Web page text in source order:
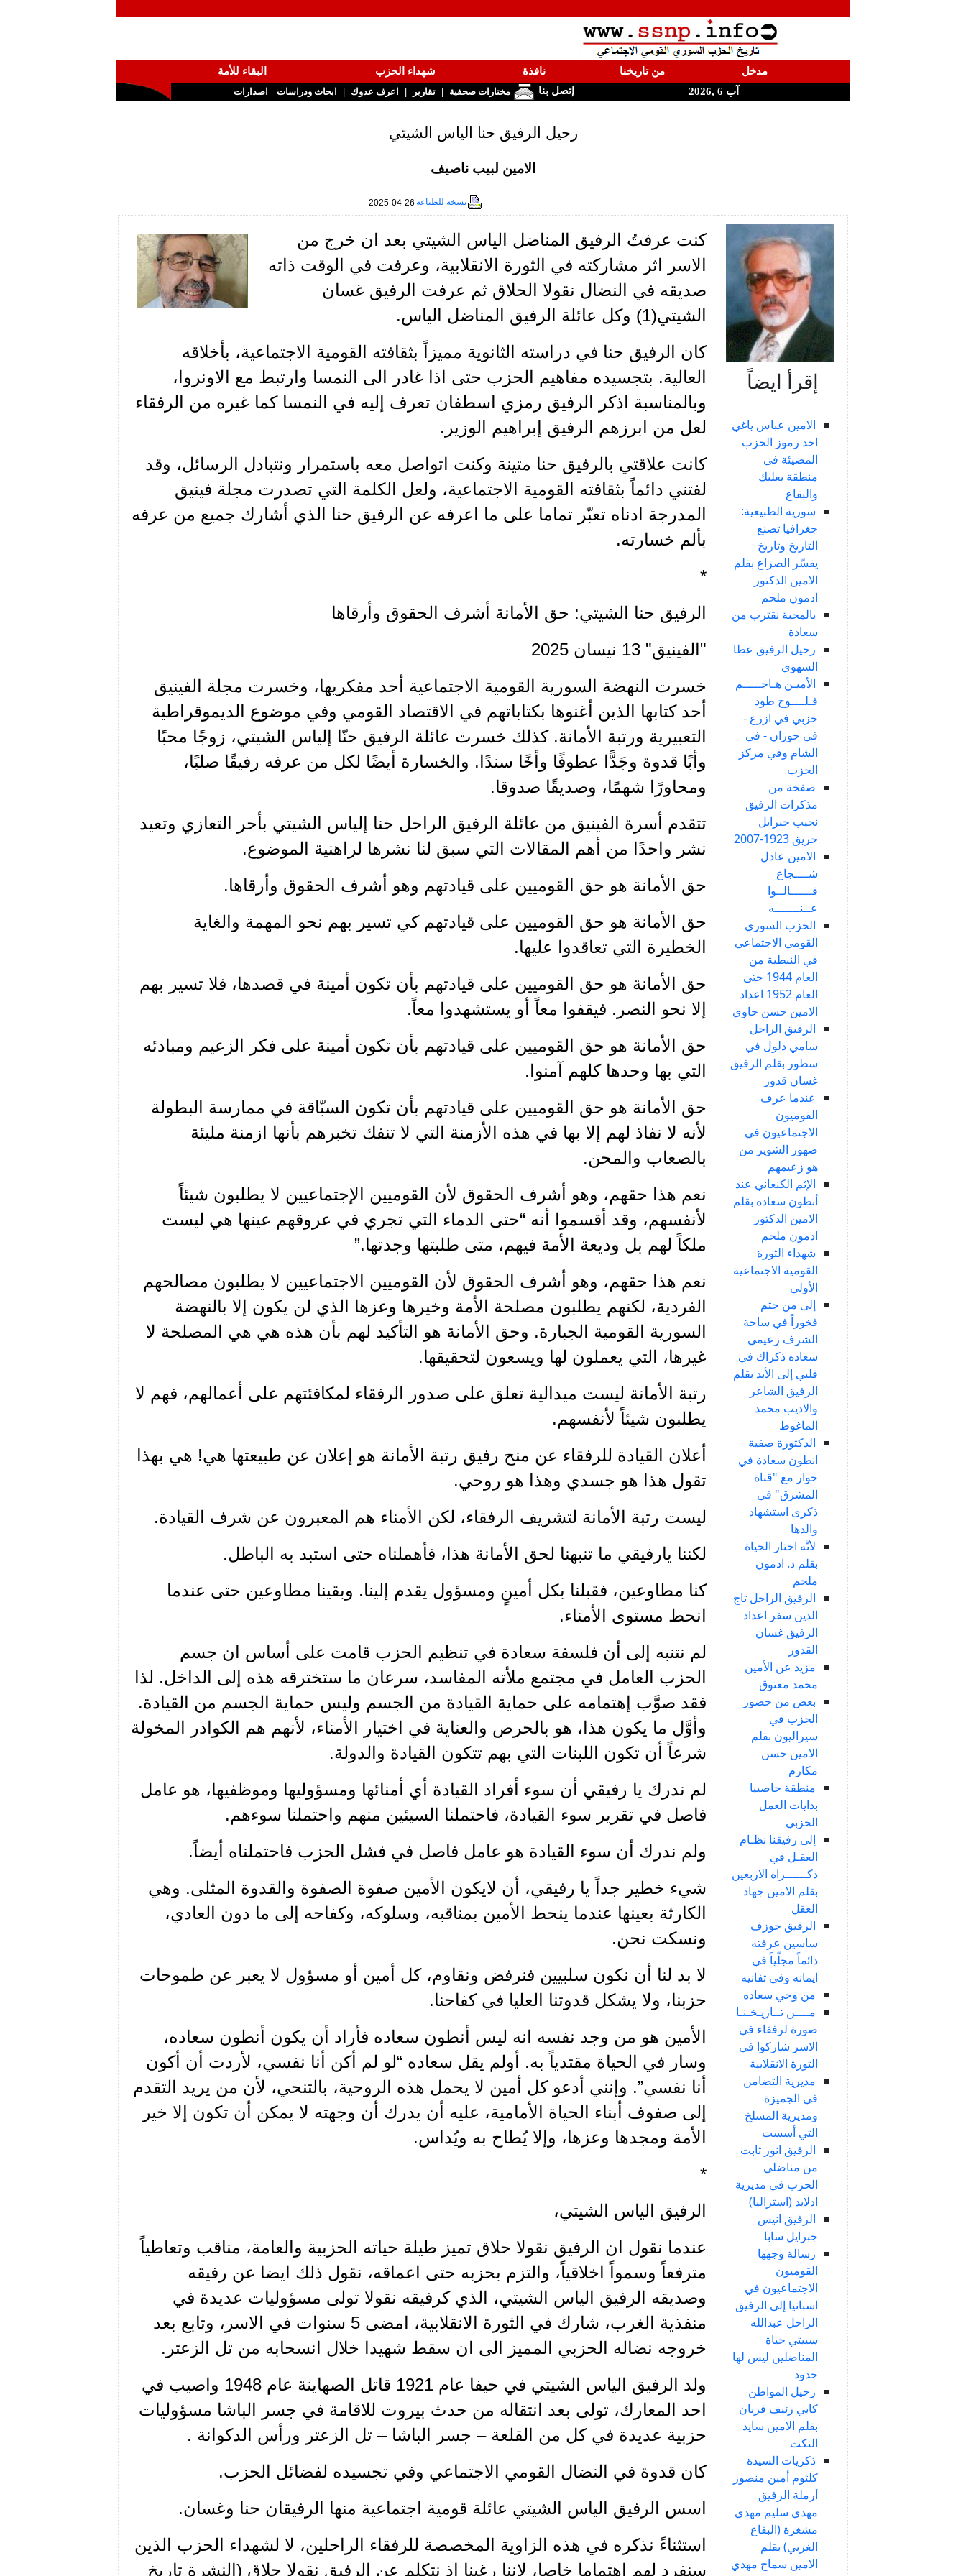
مدخل من تاريخنا نافذة شهداء الحزب
البقاء للأمة
آب 6 ,2026
إتصل بنا مختارات صحفية | تقارير | اعرف عدوك | ابحاث ودراسات اصدارات
رحيل الرفيق حنا الياس الشيتي
الامين لبيب ناصيف
نسخة للطباعة 2025-04-26
إقرأ ايضاً
الامين عباس ياغي
احد رموز الحزب
المضيئة في
منطقة بعلبك
والبقاع
سورية الطبيعية:
جغرافيا تصنع
التاريخ وتاريخ
يفسّر الصراع بقلم
الامين الدكتور
ادمون ملحم
بالمحبة نقترب من
سعادة
رحيل الرفيق عطا
السهوي
الأميـن هـاجـــــم
فـلــــوح طود
حزبي في ازرع -
في حوران - في
الشام وفي مركز
الحزب
صفحة من
مذكرات الرفيق
نجيب جبرايل
حريق 1923-2007
الامين عادل
شــــجاع
قــــــالــوا
عــنـــــــه
الحزب السوري
القومي الاجتماعي
في النبطية من
العام 1944 حتى
العام 1952 اعداد
الامين حسن حاوي
الرفيق الراحل
سامي دلول في
سطور بقلم الرفيق
غسان قدور
عندما عرف
القوميون
الاجتماعيون في
ضهور الشوير من
هو زعيمهم
الإثم الكنعاني عند
أنطون سعاده بقلم
الامين الدكتور
ادمون ملحم
شهداء الثورة
القومية الاجتماعية
الأولى
إلى من جثم
فخوراً في ساحة
الشرف زعيمي
سعاده ذكراك في
قلبي إلى الأبد بقلم
الرفيق الشاعر
والاديب محمد
الماغوط
الدكتورة صفية
انطون سعادة في
حوار مع "قناة
المشرق" في
ذكرى استشهاد
والدها
لأنَّه اختار الحياة
بقلم د. ادمون
ملحم
الرفيق الراحل تاج
الدين سفر اعداد
الرفيق غسان
القدور
مزيد عن الأمين
محمد معتوق
بعض من حضور
الحزب في
سيراليون بقلم
الامين حسن
مكارم
منطقة حاصبيا
بدايات العمل
الحزبي
إلى رفيقنا نظـام
العقـل في
ذكــــــراه الاربعين
بقلم الامين جهاد
العقل
الرفيق جوزف
ساسين عرفته
دائماً مجلّياً في
ايمانه وفي تفانيه
من وحي سعاده
مــــن تــاريـخـنـا
صورة لرفقاء في
الاسر شاركوا في
الثورة الانقلابية
مديرية التضامن
في الجميزة
ومديرية المسلخ
التي أسست
الرفيق انور ثابت
من مناضلي
الحزب في مديرية
ادلايد (استراليا)
الرفيق انيس
جبرايل سابا
رسالة وجهها
القوميون
الاجتماعيون في
اسبانيا إلى الرفيق
الراحل عبدالله
سبيتي حياة
المناضلين ليس لها
حدود
رحيل المواطن
كابي رئيف قربان
بقلم الامين سايد
النكت
ذكريات السيدة
كلثوم أمين منصور
أرملة الرفيق
مهدي سليم مهدي
مشغرة (البقاع
الغربي) بقلم
الامين سماح مهدي
كنت عرفتُ الرفيق المناضل الياس الشيتي بعد ان خرج من
الاسر اثر مشاركته في الثورة الانقلابية، وعرفت في الوقت ذاته
صديقه في النضال نقولا الحلاق ثم عرفت الرفيق غسان
الشيتي(1) وكل عائلة الرفيق المناضل الياس.
كان الرفيق حنا في دراسته الثانوية مميزاً بثقافته القومية الاجتماعية، بأخلاقه
العالية. بتجسيده مفاهيم الحزب حتى اذا غادر الى النمسا وارتبط مع الاونروا،
وبالمناسبة اذكر الرفيق رمزي اسطفان تعرف إليه في النمسا كما غيره من الرفقاء
لعل من ابرزهم الرفيق إبراهيم الوزير.
كانت علاقتي بالرفيق حنا متينة وكنت اتواصل معه باستمرار ونتبادل الرسائل، وقد
لفتني دائماً بثقافته القومية الاجتماعية، ولعل الكلمة التي تصدرت مجلة فينيق
المدرجة ادناه تعبّر تماما على ما اعرفه عن الرفيق حنا الذي أشارك جميع من عرفه
بألم خسارته.
*
الرفيق حنا الشيتي: حق الأمانة أشرف الحقوق وأرقاها
"الفينيق" 13 نيسان 2025
خسرت النهضة السورية القومية الاجتماعية أحد مفكريها، وخسرت مجلة الفينيق
أحد كتابها الذين أغنوها بكتاباتهم في الاقتصاد القومي وفي موضوع الديموقراطية
التعبيرية ورتبة الأمانة. كذلك خسرت عائلة الرفيق حنّا إلياس الشيتي، زوجًا محبًا
وأبًا قدوة وجَدًّا عطوفًا وأخًا سندًا. والخسارة أيضًا لكل من عرفه رفيقًا صلبًا،
ومحاورًا شهمًا، وصديقًا صدوقا.
تتقدم أسرة الفينيق من عائلة الرفيق الراحل حنا إلياس الشيتي بأحر التعازي وتعيد
نشر واحدًا من أهم المقالات التي سبق لنا نشرها لراهنية الموضوع.
حق الأمانة هو حق القوميين على قيادتهم وهو أشرف الحقوق وأرقاها.
حق الأمانة هو حق القوميين على قيادتهم كي تسير بهم نحو المهمة والغاية
الخطيرة التي تعاقدوا عليها.
حق الأمانة هو حق القوميين على قيادتهم بأن تكون أمينة في قصدها، فلا تسير بهم
إلا نحو النصر. فيقفوا معاً أو يستشهدوا معاً.
حق الأمانة هو حق القوميين على قيادتهم بأن تكون أمينة على فكر الزعيم ومبادئه
التي بها وحدها كلهم آمنوا.
حق الأمانة هو حق القوميين على قيادتهم بأن تكون السبّاقة في ممارسة البطولة
لأنه لا نفاذ لهم إلا بها في هذه الأزمنة التي لا تنفك تخبرهم بأنها ازمنة مليئة
بالصعاب والمحن.
نعم هذا حقهم، وهو أشرف الحقوق لأن القوميين الإجتماعيين لا يطلبون شيئاً
لأنفسهم، وقد أقسموا أنه “حتى الدماء التي تجري في عروقهم عينها هي ليست
ملكاً لهم بل وديعة الأمة فيهم، متى طلبتها وجدتها.”
نعم هذا حقهم، وهو أشرف الحقوق لأن القوميين الاجتماعيين لا يطلبون مصالحهم
الفردية، لكنهم يطلبون مصلحة الأمة وخيرها وعزها الذي لن يكون إلا بالنهضة
السورية القومية الجبارة. وحق الأمانة هو التأكيد لهم بأن هذه هي هي المصلحة لا
غيرها، التي يعملون لها ويسعون لتحقيقها.
رتبة الأمانة ليست ميدالية تعلق على صدور الرفقاء لمكافئتهم على أعمالهم، فهم لا
يطلبون شيئاً لأنفسهم.
أعلان القيادة للرفقاء عن منح رفيق رتبة الأمانة هو إعلان عن طبيعتها هي! هي بهذا
تقول هذا هو جسدي وهذا هو روحي.
ليست رتبة الأمانة لتشريف الرفقاء، لكن الأمناء هم المعبرون عن شرف القيادة.
لكننا يارفيقي ما تنبهنا لحق الأمانة هذا، فأهملناه حتى استبد به الباطل.
كنا مطاوعين، فقبلنا بكل أمينٍ ومسؤول يقدم إلينا. وبقينا مطاوعين حتى عندما
انحط مستوى الأمناء.
لم نتنبه إلى أن فلسفة سعادة في تنظيم الحزب قامت على أساس ان جسم
الحزب العامل في مجتمع ملأته المفاسد، سرعان ما ستخترقه هذه إلى الداخل. لذا
فقد صوَّب إهتمامه على حماية القيادة من الجسم وليس حماية الجسم من القيادة.
وأوَّل ما يكون هذا، هو بالحرص والعناية في اختيار الأمناء، لأنهم هم الكوادر المخولة
شرعاً أن تكون اللبنات التي بهم تتكون القيادة والدولة.
لم ندرك يا رفيقي أن سوء أفراد القيادة أي أمنائها ومسؤوليها وموظفيها، هو عامل
فاصل في تقرير سوء القيادة، فاحتملنا السيئين منهم واحتملنا سوءهم.
ولم ندرك أن سوء القيادة هو عامل فاصل في فشل الحزب فاحتملناه أيضاً.
شيء خطير جداً يا رفيقي، أن لايكون الأمين صفوة الصفوة والقدوة المثلى. وهي
الكارثة بعينها عندما ينحط الأمين بمناقبه، وسلوكه، وكفاحه إلى ما دون العادي،
ونسكت نحن.
لا بد لنا أن نكون سلبيين فنرفض ونقاوم، كل أمين أو مسؤول لا يعبر عن طموحات
حزبنا، ولا يشكل قدوتنا العليا في كفاحنا.
الأمين هو من وجد نفسه انه ليس أنطون سعاده فأراد أن يكون أنطون سعاده،
وسار في الحياة مقتدياً به. أولم يقل سعاده “لو لم أكن أنا نفسي، لأردت أن أكون
أنا نفسي”. وإنني أدعو كل أمين لا يحمل هذه الروحية، بالتنحي، لأن من يريد التقدم
إلى صفوف أبناء الحياة الأمامية، عليه أن يدرك أن وجهته لا يمكن أن تكون إلا خير
الأمة ومجدها وعزها، وإلا يُطاح به ويُداس.
*
الرفيق الياس الشيتي،
عندما نقول ان الرفيق نقولا حلاق تميز طيلة حياته الحزبية والعامة، مناقب وتعاطياً
مترفعاً وسمواً اخلاقياً، والتزم بحزبه حتى اعماقه، نقول ذلك ايضا عن رفيقه
وصديقه الرفيق الياس الشيتي، الذي كرفيقه نقولا تولى مسؤوليات عديدة في
منفذية الغرب، شارك في الثورة الانقلابية، امضى 5 سنوات في الاسر، وتابع بعد
خروجه نضاله الحزبي المميز الى ان سقط شهيدا خلال انسحابه من تل الزعتر.
ولد الرفيق الياس الشيتي في حيفا عام 1921 قاتل الصهاينة عام 1948 واصيب في
احد المعارك، تولى بعد انتقاله من حدث بيروت للاقامة في جسر الباشا مسؤوليات
حزبية عديدة في كل من القلعة – جسر الباشا – تل الزعتر ورأس الدكوانة .
كان قدوة في النضال القومي الاجتماعي وفي تجسيده لفضائل الحزب.
اسس الرفيق الياس الشيتي عائلة قومية اجتماعية منها الرفيقان حنا وغسان.
استثناءً نذكره في هذه الزاوية المخصصة للرفقاء الراحلين، لا لشهداء الحزب الذين
سنفرد لهم اهتماما خاصا، لاننا رغبنا اذ نتكلم عن الرفيق نقولا حلاق (النشرة تاريخ